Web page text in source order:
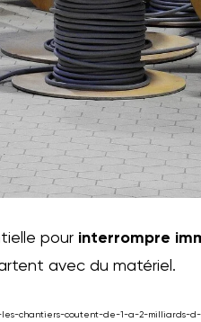
pour interrompre
avec du matériel.
chantiers-coutent-de-1-a-2-milliards-d-